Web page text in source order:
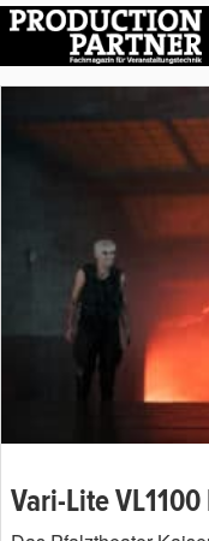
Vari-Lite